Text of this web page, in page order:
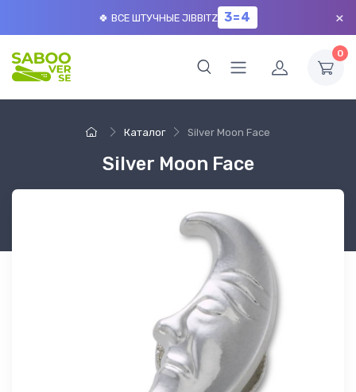
🍀 ВСЕ ШТУЧНЫЕ JIBBITZ 3=4 ×
0
Каталог Silver Moon Face
Silver Moon Face